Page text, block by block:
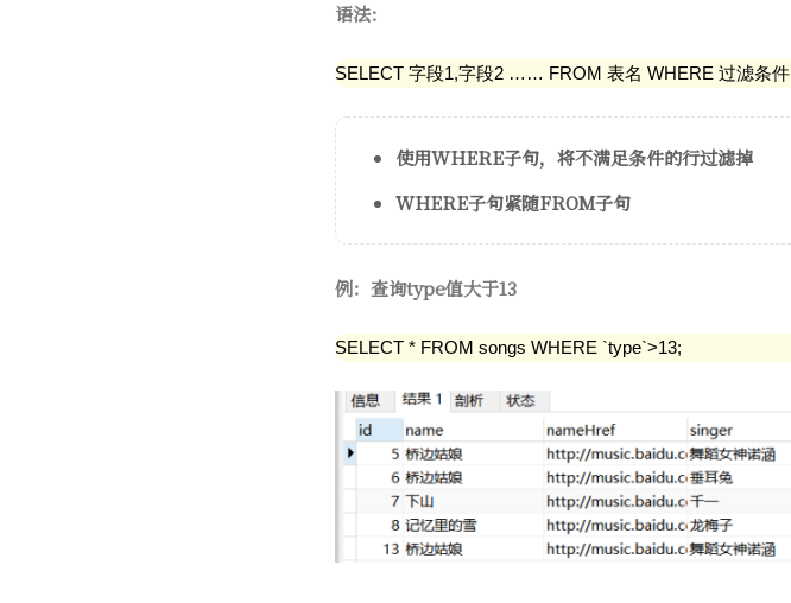
语法：
SELECT 字段1,字段2 …… FROM 表名 WHERE 过滤条件
使用WHERE子句，将不满足条件的行过滤掉
WHERE子句紧随FROM子句
例：查询type值大于13
SELECT * FROM songs WHERE `type`>13;